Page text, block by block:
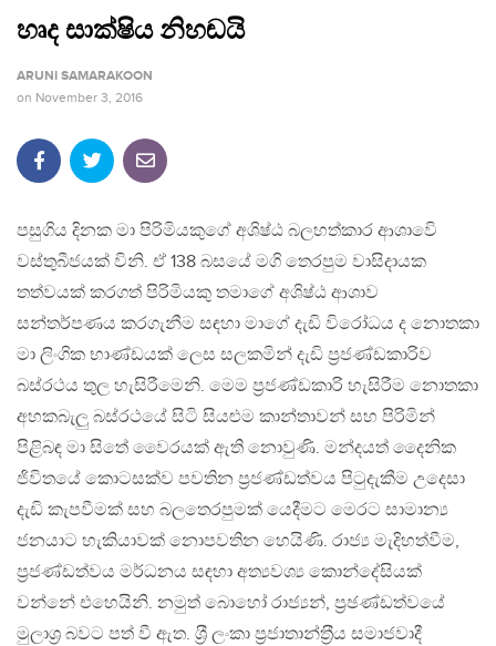
හෘද සාක්ෂිය නිහඬයි
ARUNI SAMARAKOON
on November 3, 2016
පසුගිය දිනක මා පිරිමියකුගේ අශිෂ්ඨ බලහත්කාර ආශාවෙි
වස්තුබීජයක් විනි. ඒ 138 බසයේ මගි තෙරපුම වාසිදායක
තත්වයක් කරගත් පිරිමියකු තමාගේ අශිෂ්ඨ ආශාව
සන්තර්පණය කරගැනීම සඳහා මාගේ දැඩි විරෝධය ද නොතකා
මා ලිංගික භාණ්ඩයක් ලෙස සලකමින් දැඩි ප‍්‍රජණ්ඩකාරිව
බස්රථය තුල හැසිරීමෙනි. මෙම ප‍්‍රජණ්ඩකාරි හැසිරීම නොතකා
අහකබැලු බස්රථයේ සිටි සියළුම කාන්තාවන් සහ පිරිමින්
පිළිබඳ මා සිතේ වෛරයක් ඇති නොවුණි. මන්දයත් දෛනික
ජිවිතයේ කොටසක්ව පවතින ප‍්‍රජණ්ඩත්වය පිටුදැකීම උදෙසා
දැඩි කැපවීමක් සහ බලතෙරපුමක් යෙදීමට මෙරට සාමාන්‍ය
ජනයාට හැකියාවක් නොපවතින හෙයිණි. රාජ්‍ය මැදිහත්වීම,
ප‍්‍රජණ්ඩත්වය මර්ධනය සඳහා අත්‍යවශ්‍ය කොන්දේසියක්
වන්නේ එහෙයිනි. නමුත් බොහෝ රාජ්‍යන්, ප‍්‍රඡණ්ඩත්වයේ
මුලාශ‍්‍ර බවට පත් වී ඇත. ශ‍්‍රී ලංකා ප‍්‍රජාතාන්ත‍්‍රීය සමාජවාදී